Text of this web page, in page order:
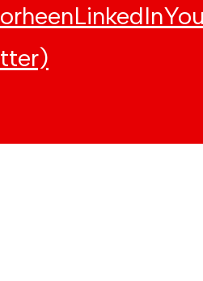
LinkedIn